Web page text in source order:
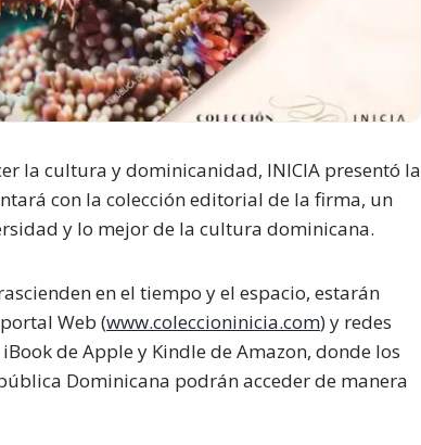
la cultura y dominicanidad, INICIA presentó la
con la colección editorial de la firma, un
y lo mejor de la cultura dominicana.
en el tiempo y el espacio, estarán
Web (www.coleccioninicia.com) y redes
de Apple y Kindle de Amazon, donde los
Dominicana podrán acceder de manera